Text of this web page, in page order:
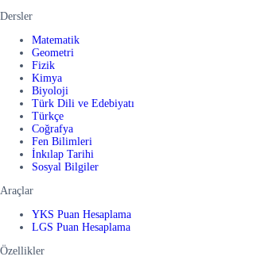
Dersler
Matematik
Geometri
Fizik
Kimya
Biyoloji
Türk Dili ve Edebiyatı
Türkçe
Coğrafya
Fen Bilimleri
İnkılap Tarihi
Sosyal Bilgiler
Araçlar
YKS Puan Hesaplama
LGS Puan Hesaplama
Özellikler